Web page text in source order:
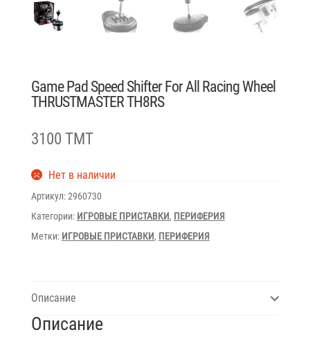
Game Pad Speed Shifter For All Racing Wheel
THRUSTMASTER TH8RS
3100 TMT
Нет в наличии
Артикул:2960730
Категории: ИГРОВЫЕ ПРИСТАВКИ, ПЕРИФЕРИЯ
Метки: ИГРОВЫЕ ПРИСТАВКИ, ПЕРИФЕРИЯ
Описание
Описание